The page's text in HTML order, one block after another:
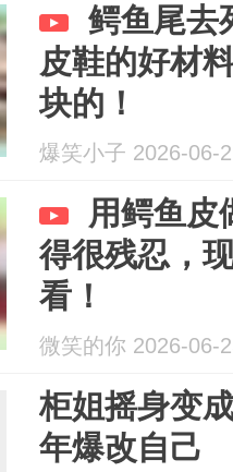
鳄鱼尾去
皮鞋的好材
块的！
爆笑小子 2026-06-
用鳄鱼皮
得很残忍，
看！
微笑的你 2026-06-
柜姐摇身变
年爆改自己